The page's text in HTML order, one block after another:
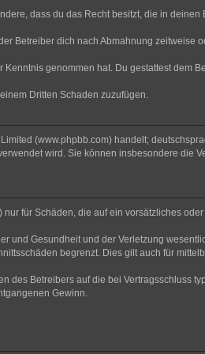
dass du das Recht besitzt, die in
Betreiber dich nach Abmahnung zeitweise
genommen hat. Du gestattest dem
Dritten Schaden zuzufügen.
(www.phpbb.com) handelt;
wird. Sie können insbesondere die
für Schäden, die auf ein vorsätzliches
und Gesundheit und der Verletzung
begrenzt. Dies gilt auch für
des Betreibers auf die bei Vertragsschluss
Gewinn.